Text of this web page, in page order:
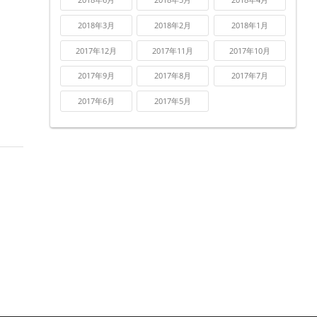
2018年3月 2018年2月 2018年1月
2017年12月 2017年11月 2017年10月
2017年9月 2017年8月 2017年7月
2017年6月 2017年5月